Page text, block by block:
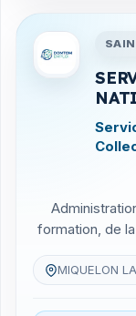
formation, de
MIQUELON